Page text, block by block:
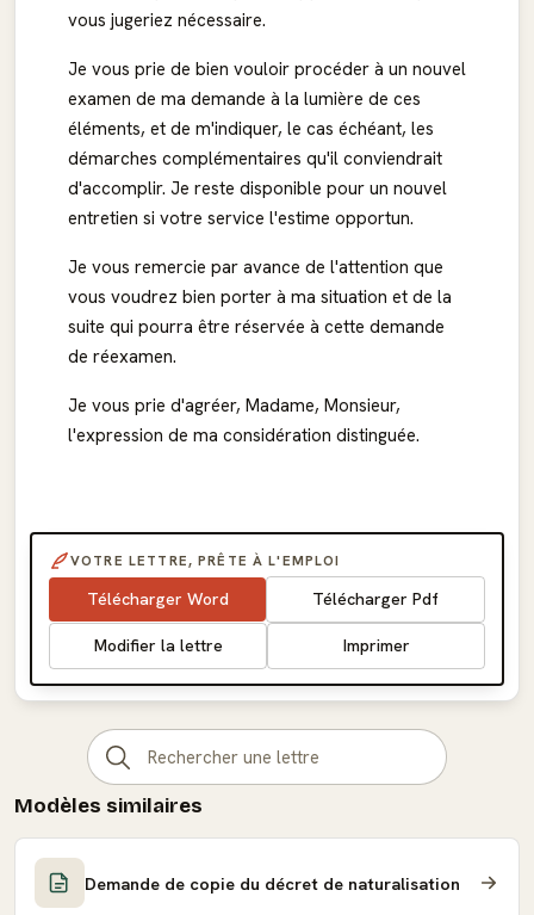
vous jugeriez nécessaire.
Je vous prie de bien vouloir procéder à un nouvel
examen de ma demande à la lumière de ces
éléments, et de m'indiquer, le cas échéant, les
démarches complémentaires qu'il conviendrait
d'accomplir. Je reste disponible pour un nouvel
entretien si votre service l'estime opportun.
Je vous remercie par avance de l'attention que
vous voudrez bien porter à ma situation et de la
suite qui pourra être réservée à cette demande
de réexamen.
Je vous prie d'agréer, Madame, Monsieur,
l'expression de ma considération distinguée.
VOTRE LETTRE, PRÊTE À L'EMPLOI
Télécharger Word Télécharger Pdf
Modifier la lettre Imprimer
Modèles similaires
Demande de copie du décret de naturalisation